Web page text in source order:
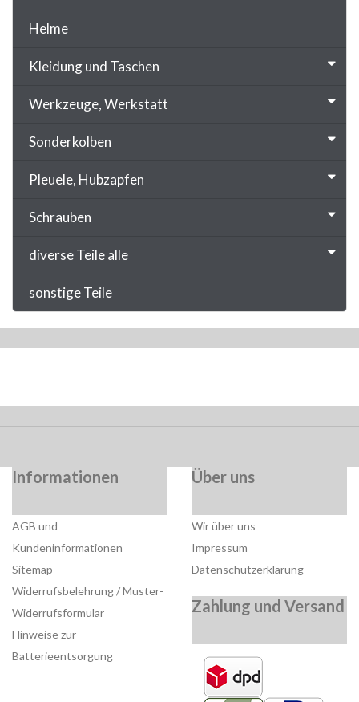
Helme
Kleidung und Taschen
Werkzeuge, Werkstatt
Sonderkolben
Pleuele, Hubzapfen
Schrauben
diverse Teile alle
sonstige Teile
Informationen
AGB und
Kundeninformationen
Sitemap
Widerrufsbelehrung / Muster-
Widerrufsformular
Hinweise zur
Batterieentsorgung
Über uns
Wir über uns
Impressum
Datenschutzerklärung
Zahlung und Versand